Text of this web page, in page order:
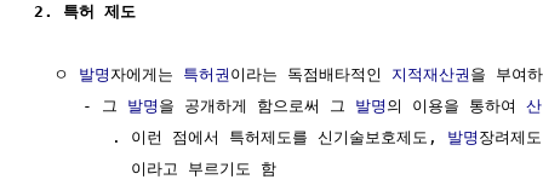
2. 특허 제도
  ㅇ
발명자에게는 특허권 이라는 독점배타적인 지적재산권 을 부여
     - 그
발명 을 공개하게 함으로써 그 발명 의 이용을 통하여
        . 이런 점에서 특허제도를 신기술보호제도,
발명 장려제
          이라고 부르기도 함